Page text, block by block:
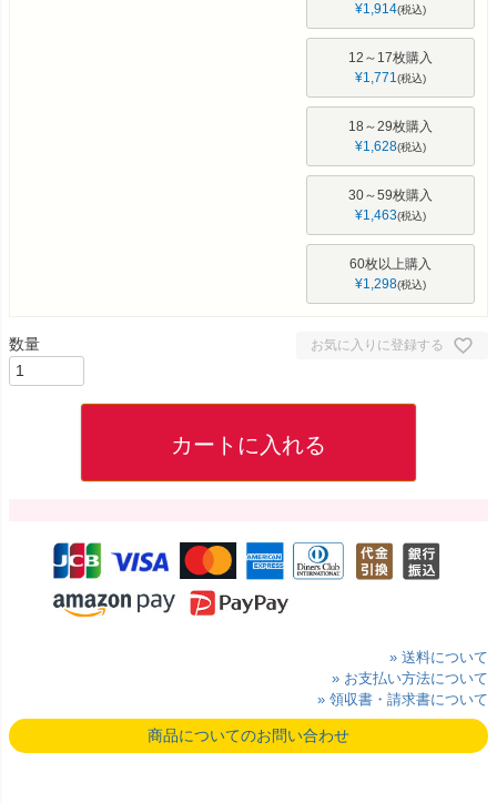
¥1,914 税込
12～17枚購入
¥1,771 税込
18～29枚購入
¥1,628 税込
30～59枚購入
¥1,463 税込
60枚以上購入
¥1,298 税込
お気に入りに登録する
カートに入れる
» 送料について
» お支払い方法について
» 領収書・請求書について
商品についてのお問い合わせ